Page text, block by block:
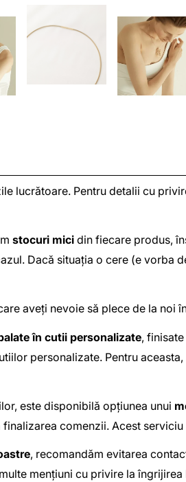
lucrătoare. Pentru detalii cu
stocuri mici din fiecare produs,
Dacă situația o cere (e vorba
aveți nevoie să plece de la noi
în cutii personalizate,
personalizate. Pentru
este disponibilă opțiunea unui
comenzii. Acest
, recomandăm evitarea
mențiuni cu privire la